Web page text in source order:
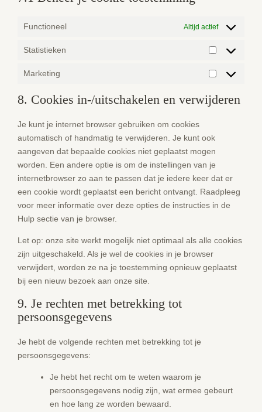
Functioneel Altijd actief
Statistieken
Statistieken
Marketing
Marketing
8. Cookies in-/uitschakelen en verwijderen
Je kunt je internet browser gebruiken om cookies
automatisch of handmatig te verwijderen. Je kunt ook
aangeven dat bepaalde cookies niet geplaatst mogen
worden. Een andere optie is om de instellingen van je
internetbrowser zo aan te passen dat je iedere keer dat er
een cookie wordt geplaatst een bericht ontvangt. Raadpleeg
voor meer informatie over deze opties de instructies in de
Hulp sectie van je browser.
Let op: onze site werkt mogelijk niet optimaal als alle cookies
zijn uitgeschakeld. Als je wel de cookies in je browser
verwijdert, worden ze na je toestemming opnieuw geplaatst
bij een nieuw bezoek aan onze site.
9. Je rechten met betrekking tot
persoonsgegevens
Je hebt de volgende rechten met betrekking tot je
persoonsgegevens:
Je hebt het recht om te weten waarom je
persoonsgegevens nodig zijn, wat ermee gebeurt
en hoe lang ze worden bewaard.